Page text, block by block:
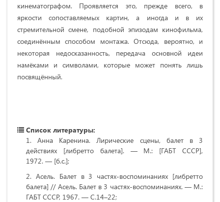
кинематографом. Проявляется это, прежде всего, в
яркости сопоставляемых картин, а иногда и в их
стремительной смене, подобной эпизодам кинофильма,
соединённым способом монтажа. Отсюда, вероятно, и
некоторая недосказанность, передача основной идеи
намёками и символами, которые может понять лишь
посвящённый.
Список литературы:
Анна Каренина. Лирические сцены, балет в 3
действиях [либретто балета]. — М.: [ГАБТ СССР],
1972. — [б.с.];
Асель. Балет в 3 частях-воспоминаниях [либретто
балета] // Асель. Балет в 3 частях-воспоминаниях. — М.:
ГАБТ СССР, 1967. — С.14–22;